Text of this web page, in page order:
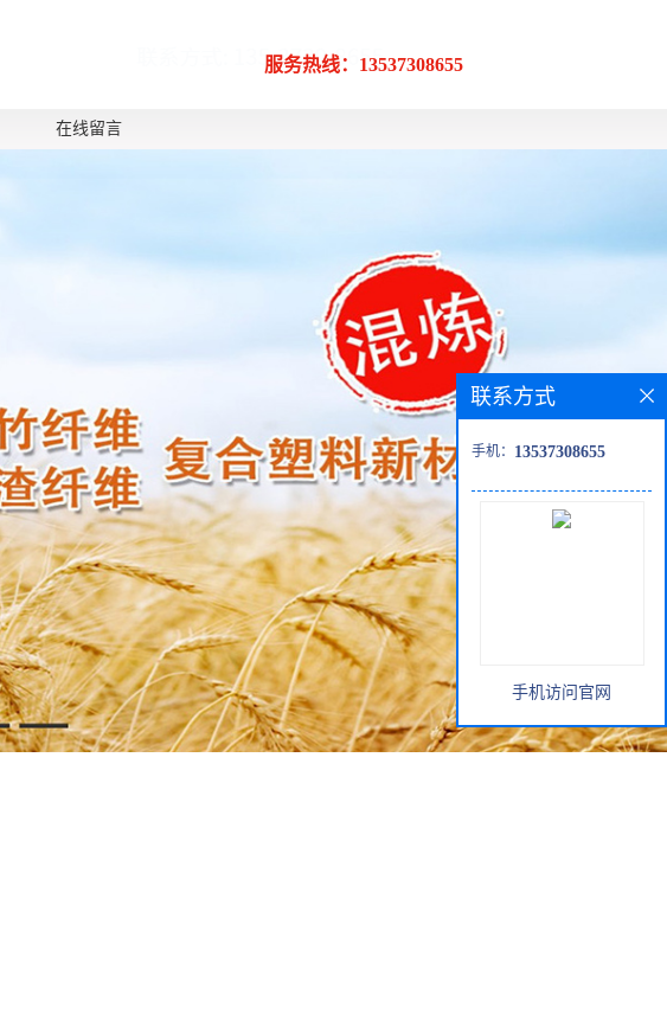
服务热线：13537308655
在线留言
联系方式
手机： 13537308655
手机访问官网